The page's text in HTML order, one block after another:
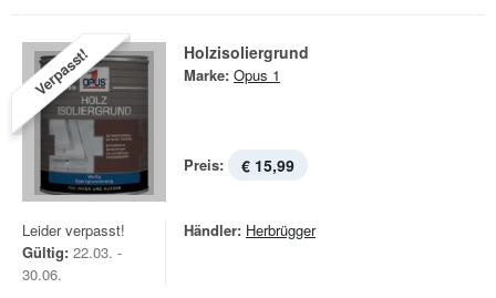
Verpasst! Holzisoliergrund
Marke: Opus 1
Preis: € 15,99
Leider verpasst!
Gültig: 22.03. -
30.06.
Händler: Herbrügger